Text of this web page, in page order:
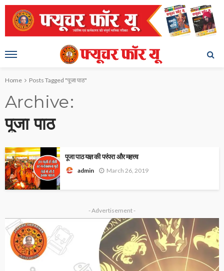
Home Posts Tagged "पूजा पाठ"
Archive
पूजा पाठ
पूजा पाठ यज्ञ की परंपरा और महत्त्व
admin March 26, 2019
- Advertisement -